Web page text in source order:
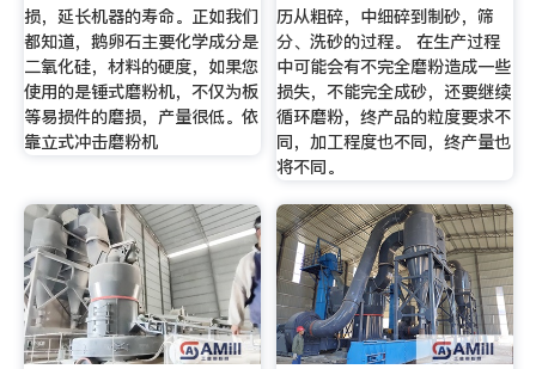
损，延长机器的寿命。正如我们
都知道，鹅卵石主要化学成分是
二氧化硅，材料的硬度，如果您
使用的是锤式磨粉机，不仅为板
等易损件的磨损，产量很低。依
靠立式冲击磨粉机
历从粗碎，中细碎到制砂，筛
分、洗砂的过程。 在生产过程
中可能会有不完全磨粉造成一些
损失，不能完全成砂，还要继续
循环磨粉，终产品的粒度要求不
同，加工程度也不同，终产量也
将不同。